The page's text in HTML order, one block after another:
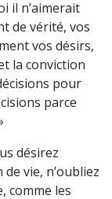
il n’aimerait
de vérité, vos
vos désirs,
la conviction
pour
parce
désirez
vie, n’oubliez
comme les